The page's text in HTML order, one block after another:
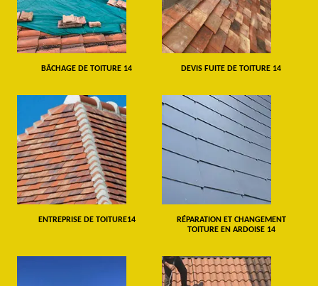
BÂCHAGE DE TOITURE 14 DEVIS FUITE DE TOITURE 14
ENTREPRISE DE TOITURE14
RÉPARATION ET CHANGEMENT
TOITURE EN ARDOISE 14